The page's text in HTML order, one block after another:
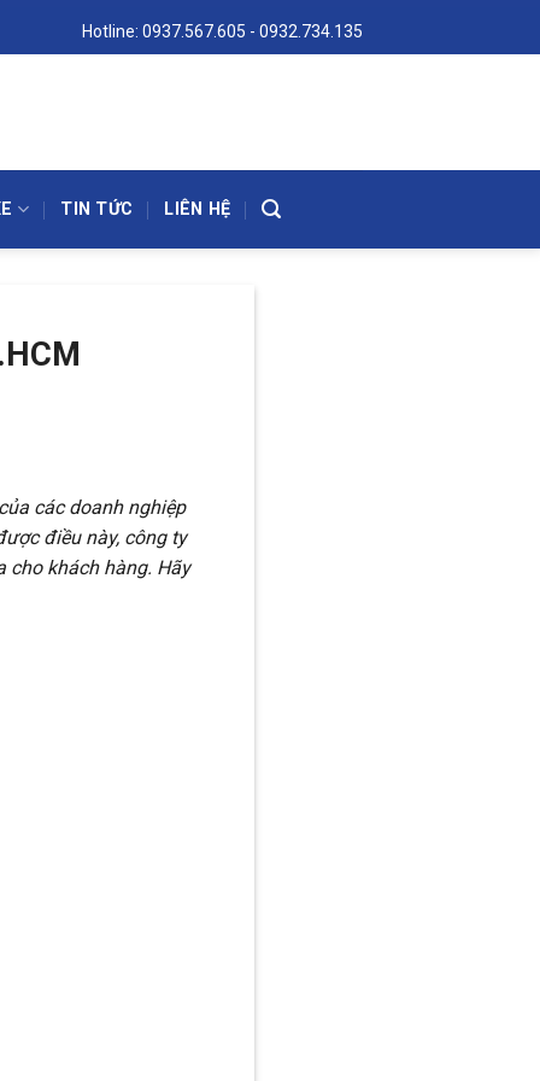
Hotline: 0937.567.605 - 0932.734.135
TIN TỨC LIÊN HỆ
các doanh nghiệp
điều này, công ty
cho khách hàng. Hãy